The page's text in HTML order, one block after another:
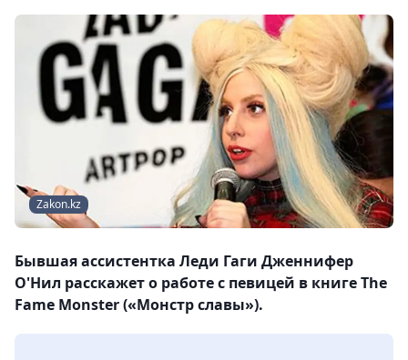
Zakon.kz
Бывшая ассистентка Леди Гаги Дженнифер
О'Нил расскажет о работе с певицей в книге The
Fame Monster («Монстр славы»).